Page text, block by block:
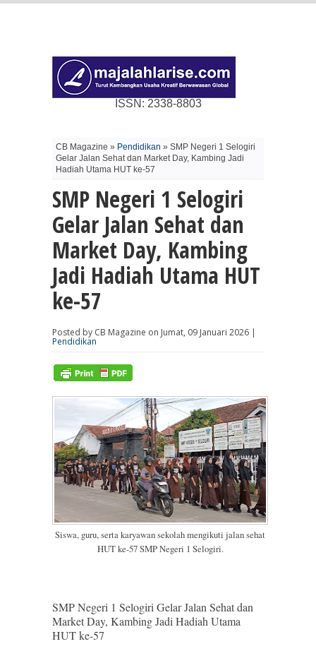
ISSN: 2338-8803
CB Magazine » Pendidikan » SMP Negeri 1 Selogiri
Gelar Jalan Sehat dan Market Day, Kambing Jadi
Hadiah Utama HUT ke-57
SMP Negeri 1 Selogiri
Gelar Jalan Sehat dan
Market Day, Kambing
Jadi Hadiah Utama HUT
ke-57
Posted by CB Magazine on Jumat, 09 Januari 2026 |
Pendidikan
Siswa, guru, serta karyawan sekolah mengikuti jalan sehat
HUT ke-57 SMP Negeri 1 Selogiri.
SMP Negeri 1 Selogiri Gelar Jalan Sehat dan
Market Day, Kambing Jadi Hadiah Utama
HUT ke-57